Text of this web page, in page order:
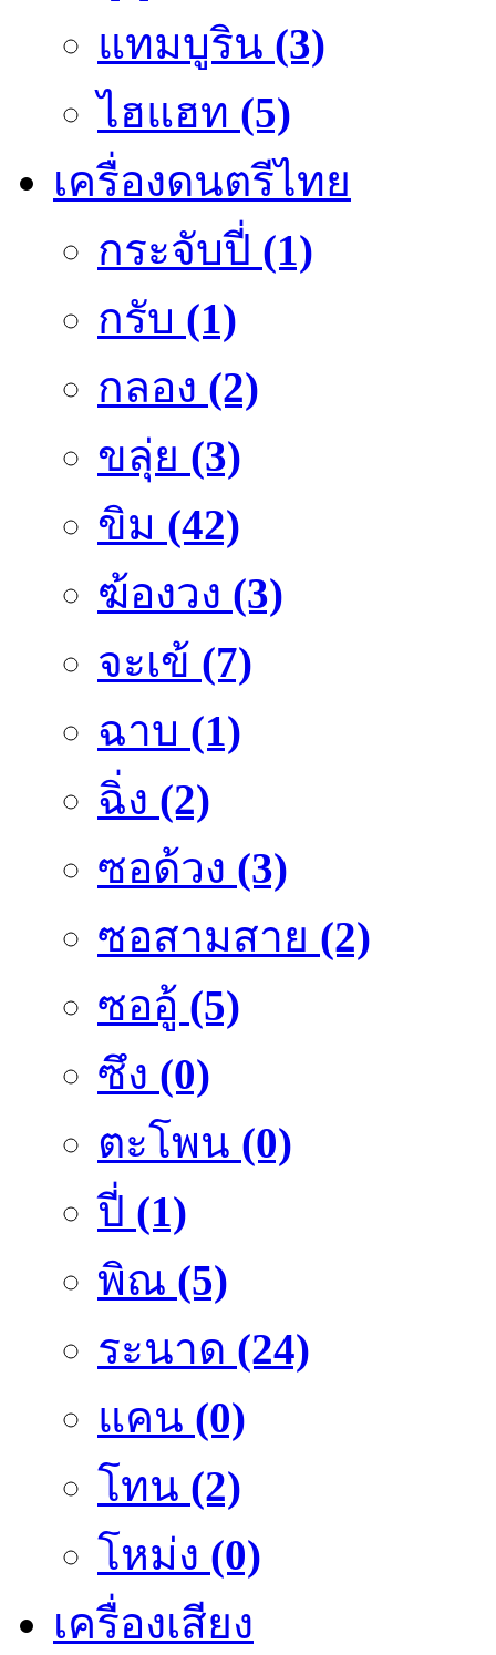
แทมบูริน (3)
ไฮแฮท (5)
เครื่องดนตรีไทย
กระจับปี่ (1)
กรับ (1)
กลอง (2)
ขลุ่ย (3)
ขิม (42)
ฆ้องวง (3)
จะเข้ (7)
ฉาบ (1)
ฉิ่ง (2)
ซอด้วง (3)
ซอสามสาย (2)
ซออู้ (5)
ซึง (0)
ตะโพน (0)
ปี่ (1)
พิณ (5)
ระนาด (24)
แคน (0)
โทน (2)
โหม่ง (0)
เครื่องเสียง